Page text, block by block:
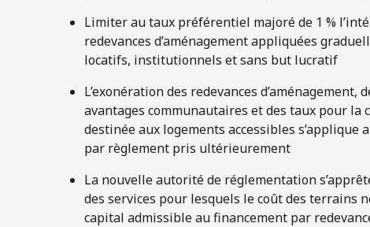
Limiter au taux préférentiel majoré de 1 %
redevances d’aménagement appliquées
locatifs, institutionnels et sans but lucratif
L’exonération des redevances d’aménagement,
avantages communautaires et des taux pour la
destinée aux logements accessibles s’applique
par règlement pris ultérieurement
La nouvelle autorité de réglementation
des services pour lesquels le coût des terrains
capital admissible au financement par